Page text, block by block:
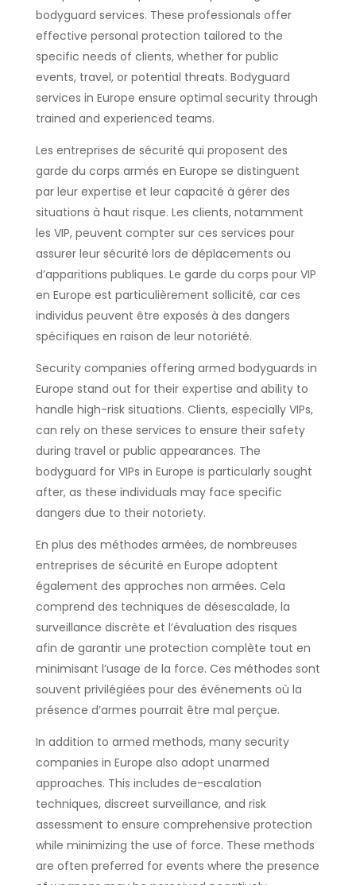
bodyguard services. These professionals offer
effective personal protection tailored to the
specific needs of clients, whether for public
events, travel, or potential threats. Bodyguard
services in Europe ensure optimal security through
trained and experienced teams.
Les entreprises de sécurité qui proposent des
garde du corps armés en Europe se distinguent
par leur expertise et leur capacité à gérer des
situations à haut risque. Les clients, notamment
les VIP, peuvent compter sur ces services pour
assurer leur sécurité lors de déplacements ou
d’apparitions publiques. Le garde du corps pour VIP
en Europe est particulièrement sollicité, car ces
individus peuvent être exposés à des dangers
spécifiques en raison de leur notoriété.
Security companies offering armed bodyguards in
Europe stand out for their expertise and ability to
handle high-risk situations. Clients, especially VIPs,
can rely on these services to ensure their safety
during travel or public appearances. The
bodyguard for VIPs in Europe is particularly sought
after, as these individuals may face specific
dangers due to their notoriety.
En plus des méthodes armées, de nombreuses
entreprises de sécurité en Europe adoptent
également des approches non armées. Cela
comprend des techniques de désescalade, la
surveillance discrète et l’évaluation des risques
afin de garantir une protection complète tout en
minimisant l’usage de la force. Ces méthodes sont
souvent privilégiées pour des événements où la
présence d’armes pourrait être mal perçue.
In addition to armed methods, many security
companies in Europe also adopt unarmed
approaches. This includes de-escalation
techniques, discreet surveillance, and risk
assessment to ensure comprehensive protection
while minimizing the use of force. These methods
are often preferred for events where the presence